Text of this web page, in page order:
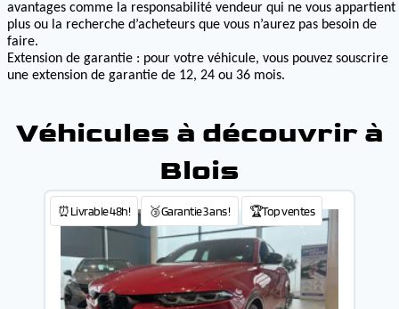
avantages comme la responsabilité vendeur qui ne vous appartient
plus ou la recherche d’acheteurs que vous n’aurez pas besoin de
faire.
Extension de garantie : pour votre véhicule, vous pouvez souscrire
une extension de garantie de 12, 24 ou 36 mois.
Véhicules à découvrir à
Blois
⏰Livrable 48h! 🥉Garantie 3 ans ! 🏆Top ventes